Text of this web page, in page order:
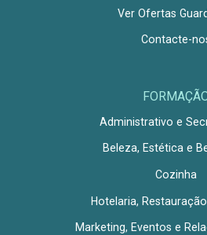
Ver Ofertas
Contacte-
Administrativo e
Beleza, Estética e
Cozinha
Hotelaria,
Marketing, Eventos e